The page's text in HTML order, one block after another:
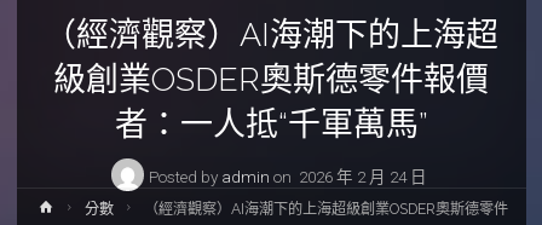
（經濟觀察）AI海潮下的上海超
級創業OSDER奧斯德零件報價
者：一人抵“千軍萬馬”
Posted by admin on 2026 年 2 月 24 日
Home分數
（經濟觀察）AI海潮下的上海超級創業OSDER奧斯德零件